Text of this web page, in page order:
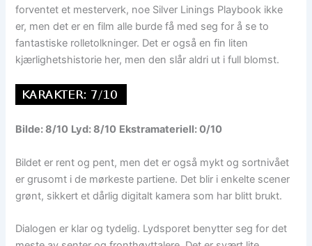
forventet et mesterverk, noe Silver Linings Playbook ikke
er, men det er en film alle burde få med seg for å se to
fantastiske rolletolkninger. Det er også en fin liten
kjærlighetshistorie her, men den slår aldri ut i full blomst.
Bilde: 8/10 Lyd: 8/10 Ekstramateriell: 0/10
Bildet er rent og pent, men det er også mykt og sortnivået
er grusomt i de mørkeste partiene. Det blir i enkelte scener
grønt, sikkert et dårlig digitalt kamera som har blitt brukt.
Dialogen er klar og tydelig. Lydsporet benytter seg for det